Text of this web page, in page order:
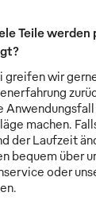
Teile werden
greifen wir
machen.
der Laufzeit
bequem über
oder